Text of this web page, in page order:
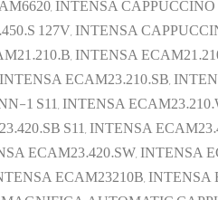
INTENSA
127V, INTENSA
INTENSA
ECAM23.210.SB,
1 S11, INTENSA
S11, INTENSA
ECAM23.420.SW, INTENSA
ECAM23210B, INTENSA